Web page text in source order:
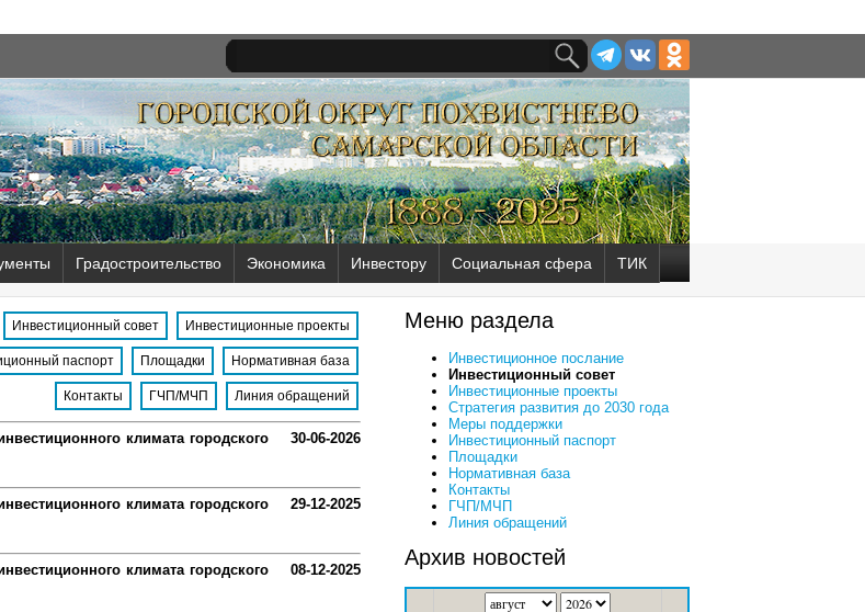
Градостроительство Экономика Инвестору Социальная сфера ТИК
Инвестиционный совет Инвестиционные проекты
паспорт Площадки Нормативная база
Контакты ГЧП/МЧП Линия обращений
30-06-2026
климата городского
29-12-2025
климата городского
08-12-2025
климата городского
Меню раздела
Инвестиционное послание
Инвестиционный совет
Инвестиционные проекты
Стратегия развития до 2030 года
Меры поддержки
Инвестиционный паспорт
Площадки
Нормативная база
Контакты
ГЧП/МЧП
Линия обращений
Архив новостей